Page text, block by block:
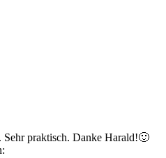
Sehr praktisch. Danke Harald!🙂